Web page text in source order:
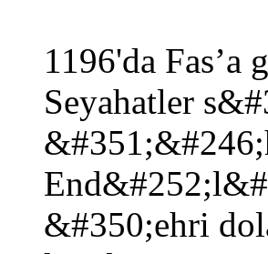
1196'da
Seyahatler
&#350;ehri